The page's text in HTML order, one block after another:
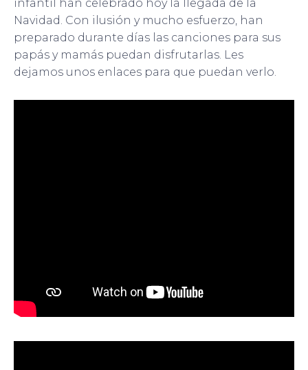
infantil han celebrado hoy la llegada de la
Navidad. Con ilusión y mucho esfuerzo, han
preparado durante días las canciones para sus
papás y mamás puedan disfrutarlas. Les
dejamos unos enlaces para que puedan verlo.